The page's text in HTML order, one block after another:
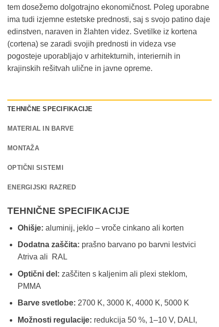
tem dosežemo dolgotrajno ekonomičnost. Poleg uporabne
ima tudi izjemne estetske prednosti, saj s svojo patino daje
edinstven, naraven in žlahten videz. Svetilke iz kortena
(cortena) se zaradi svojih prednosti in videza vse
pogosteje uporabljajo v arhitekturnih, interiernih in
krajinskih rešitvah ulične in javne opreme.
TEHNIČNE SPECIFIKACIJE
MATERIAL IN BARVE
MONTAŽA
OPTIČNI SISTEMI
ENERGIJSKI RAZRED
TEHNIČNE SPECIFIKACIJE
Ohišje: aluminij, jeklo – vroče cinkano ali korten
Dodatna zaščita: prašno barvano po barvni lestvici
Atriva ali RAL
Optični del: zaščiten s kaljenim ali plexi steklom,
PMMA
Barve svetlobe: 2700 K, 3000 K, 4000 K, 5000 K
Možnosti regulacije: redukcija 50 %, 1–10 V, DALI,